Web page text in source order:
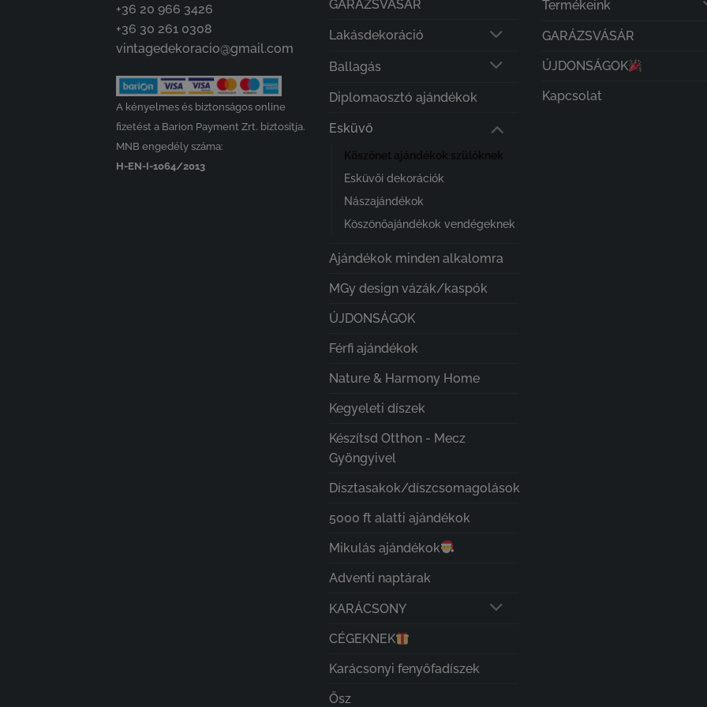
+36 20 966 3426
+36 30 261 0308
vintagedekoracio@gmail.com
A kényelmes és biztonságos online
fizetést a Barion Payment Zrt. biztosítja.
MNB engedély száma:
H-EN-I-1064/2013
GARÁZSVÁSÁR
Lakásdekoráció
Ballagás
Diplomaosztó ajándékok
Esküvő
Esküvői dekorációk
Nászajándékok
Köszönőajándékok vendégeknek
Ajándékok minden alkalomra
MGy design vázák/kaspók
ÚJDONSÁGOK
Férfi ajándékok
Nature & Harmony Home
Kegyeleti díszek
Készítsd Otthon - Mecz
Gyöngyivel
Dísztasakok/díszcsomagolások
5000 ft alatti ajándékok
Mikulás ajándékok
Adventi naptárak
KARÁCSONY
CÉGEKNEK
Karácsonyi fenyőfadíszek
Ősz
Termékeink
GARÁZSVÁSÁR
ÚJDONSÁGOK
Kapcsolat